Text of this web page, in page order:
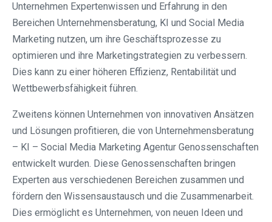
Unternehmen Expertenwissen und Erfahrung in den
Bereichen Unternehmensberatung, KI und Social Media
Marketing nutzen, um ihre Geschäftsprozesse zu
optimieren und ihre Marketingstrategien zu verbessern.
Dies kann zu einer höheren Effizienz, Rentabilität und
Wettbewerbsfähigkeit führen.
Zweitens können Unternehmen von innovativen Ansätzen
und Lösungen profitieren, die von Unternehmensberatung
– KI – Social Media Marketing Agentur Genossenschaften
entwickelt wurden. Diese Genossenschaften bringen
Experten aus verschiedenen Bereichen zusammen und
fördern den Wissensaustausch und die Zusammenarbeit.
Dies ermöglicht es Unternehmen, von neuen Ideen und